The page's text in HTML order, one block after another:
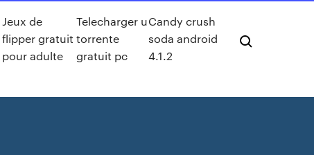
Jeux de
flipper gratuit
pour adulte
Telecharger u
torrente
gratuit pc
Candy crush
soda android
4.1.2